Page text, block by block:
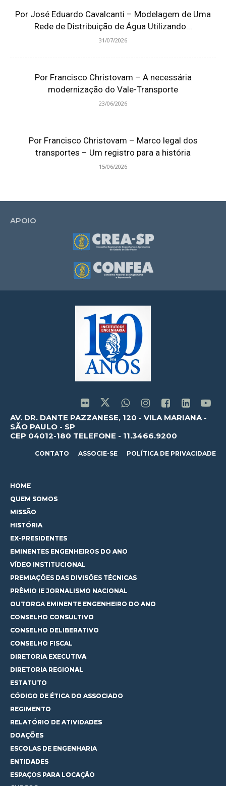
Por José Eduardo Cavalcanti – Modelagem de Uma
Rede de Distribuição de Água Utilizando...
31/07/2026
Por Francisco Christovam – A necessária
modernização do Vale-Transporte
23/06/2026
Por Francisco Christovam – Marco legal dos
transportes – Um registro para a história
15/06/2026
APOIO
AV. DR. DANTE PAZZANESE, 120 - VILA MARIANA -
SÃO PAULO - SP
CEP 04012-180 TELEFONE - 11.3466.9200
CONTATO ASSOCIE-SE POLÍTICA DE PRIVACIDADE
HOME
QUEM SOMOS
MISSÃO
HISTÓRIA
EX-PRESIDENTES
EMINENTES ENGENHEIROS DO ANO
VÍDEO INSTITUCIONAL
PREMIAÇÕES DAS DIVISÕES TÉCNICAS
PRÊMIO IE JORNALISMO NACIONAL
OUTORGA EMINENTE ENGENHEIRO DO ANO
CONSELHO CONSULTIVO
CONSELHO DELIBERATIVO
CONSELHO FISCAL
DIRETORIA EXECUTIVA
DIRETORIA REGIONAL
ESTATUTO
CÓDIGO DE ÉTICA DO ASSOCIADO
REGIMENTO
RELATÓRIO DE ATIVIDADES
DOAÇÕES
ESCOLAS DE ENGENHARIA
ENTIDADES
ESPAÇOS PARA LOCAÇÃO